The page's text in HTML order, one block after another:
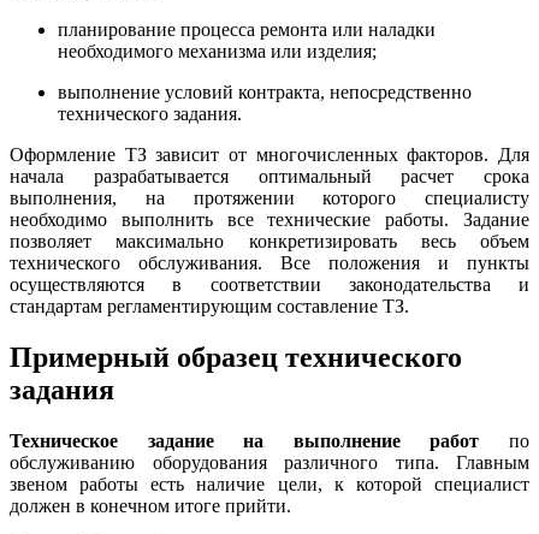
планирование процесса ремонта или наладки
необходимого механизма или изделия;
выполнение условий контракта, непосредственно
технического задания.
Оформление ТЗ зависит от многочисленных факторов. Для
начала разрабатывается оптимальный расчет срока
выполнения, на протяжении которого специалисту
необходимо выполнить все технические работы. Задание
позволяет максимально конкретизировать весь объем
технического обслуживания. Все положения и пункты
осуществляются в соответствии законодательства и
стандартам регламентирующим составление ТЗ.
Примерный образец технического
задания
Техническое задание на выполнение работ по
обслуживанию оборудования различного типа. Главным
звеном работы есть наличие цели, к которой специалист
должен в конечном итоге прийти.